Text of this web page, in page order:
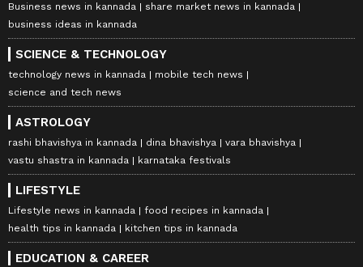
Business news in kannada
share market news in kannada
business ideas in kannada
SCIENCE & TECHNOLOGY
technology news in kannada
mobile tech news
science and tech news
ASTROLOGY
rashi bhavishya in kannada dina bhavishya
vara bhavishya
vastu shastra in kannada
karnataka festivals
LIFESTYLE
Lifestyle news in kannada
food recipes in kannada
health tips in kannada
kitchen tips in kannada
EDUCATION & CAREER